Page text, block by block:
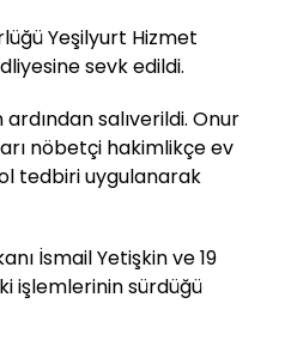
Yeşilyurt Hizmet
sevk edildi.
ardından salıverildi. Onur
nöbetçi hakimlikçe ev
tedbiri uygulanarak
İsmail Yetişkin ve 19
işlemlerinin sürdüğü